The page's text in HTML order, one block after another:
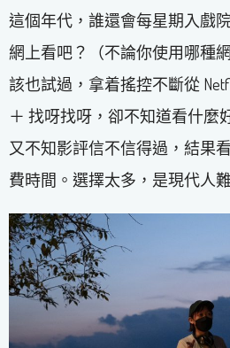
這個年代，誰還會每星期入戲
網上看吧？（不論你使用哪種
該也試過，拿着搖控不斷從
＋ 找呀找呀，卻不知道看什麼
又不知影評信不信得過，結果
費時間。選擇太多，是現代人